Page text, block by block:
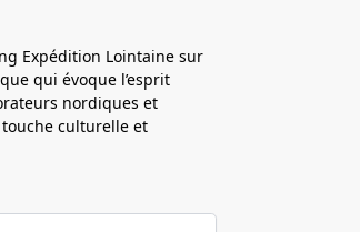
Expédition Lointaine sur
qui évoque l’esprit
nordiques et
culturelle et